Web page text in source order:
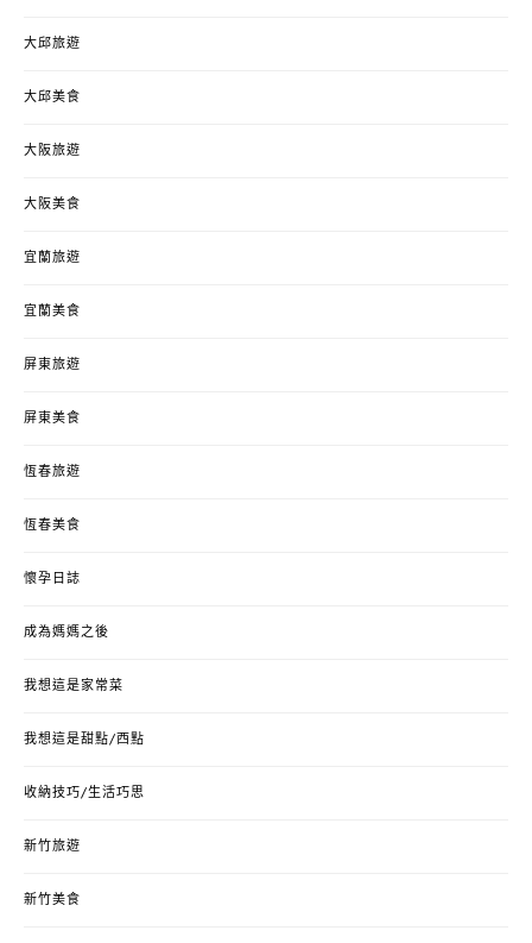
大邱旅遊
大邱美食
大阪旅遊
大阪美食
宜蘭旅遊
宜蘭美食
屏東旅遊
屏東美食
恆春旅遊
恆春美食
懷孕日誌
成為媽媽之後
我想這是家常菜
我想這是甜點/西點
收納技巧/生活巧思
新竹旅遊
新竹美食